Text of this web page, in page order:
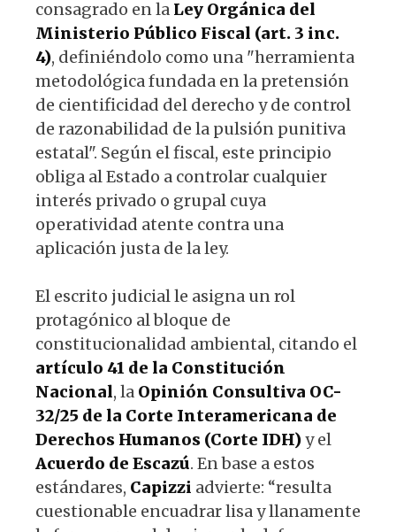
consagrado en la Ley Orgánica del
Ministerio Público Fiscal (art. 3 inc.
4), definiéndolo como una "herramienta
metodológica fundada en la pretensión
de cientificidad del derecho y de control
de razonabilidad de la pulsión punitiva
estatal". Según el fiscal, este principio
obliga al Estado a controlar cualquier
interés privado o grupal cuya
operatividad atente contra una
aplicación justa de la ley.
El escrito judicial le asigna un rol
protagónico al bloque de
constitucionalidad ambiental, citando el
artículo 41 de la Constitución
Nacional, la Opinión Consultiva OC-
32/25 de la Corte Interamericana de
Derechos Humanos (Corte IDH)y el
Acuerdo de Escazú. En base a estos
estándares, Capizzi advierte: “resulta
cuestionable encuadrar lisa y llanamente